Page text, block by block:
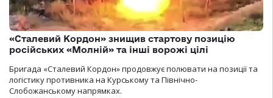
«Сталевий Кордон» знищив стартову позицію
російських «Молній» та інші ворожі цілі
Бригада «Сталевий Кордон» продовжує полювати на позиції та
логістику противника на Курському та Північно-
Слобожанському напрямках.